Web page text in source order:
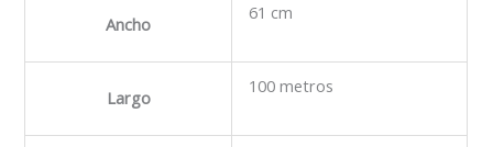
Ancho
61 cm
Largo
100 metros